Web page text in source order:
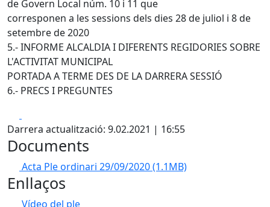
de Govern Local núm. 10 i 11 que
corresponen a les sessions dels dies 28 de juliol i 8 de
setembre de 2020
5.- INFORME ALCALDIA I DIFERENTS REGIDORIES SOBRE
L'ACTIVITAT MUNICIPAL
PORTADA A TERME DES DE LA DARRERA SESSIÓ
6.- PRECS I PREGUNTES
Darrera actualització: 9.02.2021 | 16:55
Documents
Acta Ple ordinari 29/09/2020(1.1MB)
Enllaços
Vídeo del ple